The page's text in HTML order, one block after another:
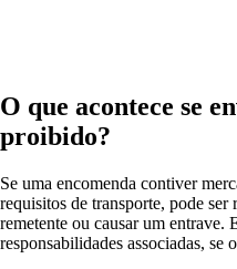
O que acontece se
proibido?
Se uma encomenda contiver
requisitos de transporte, pode
remetente ou causar um entrave.
responsabilidades associadas, se